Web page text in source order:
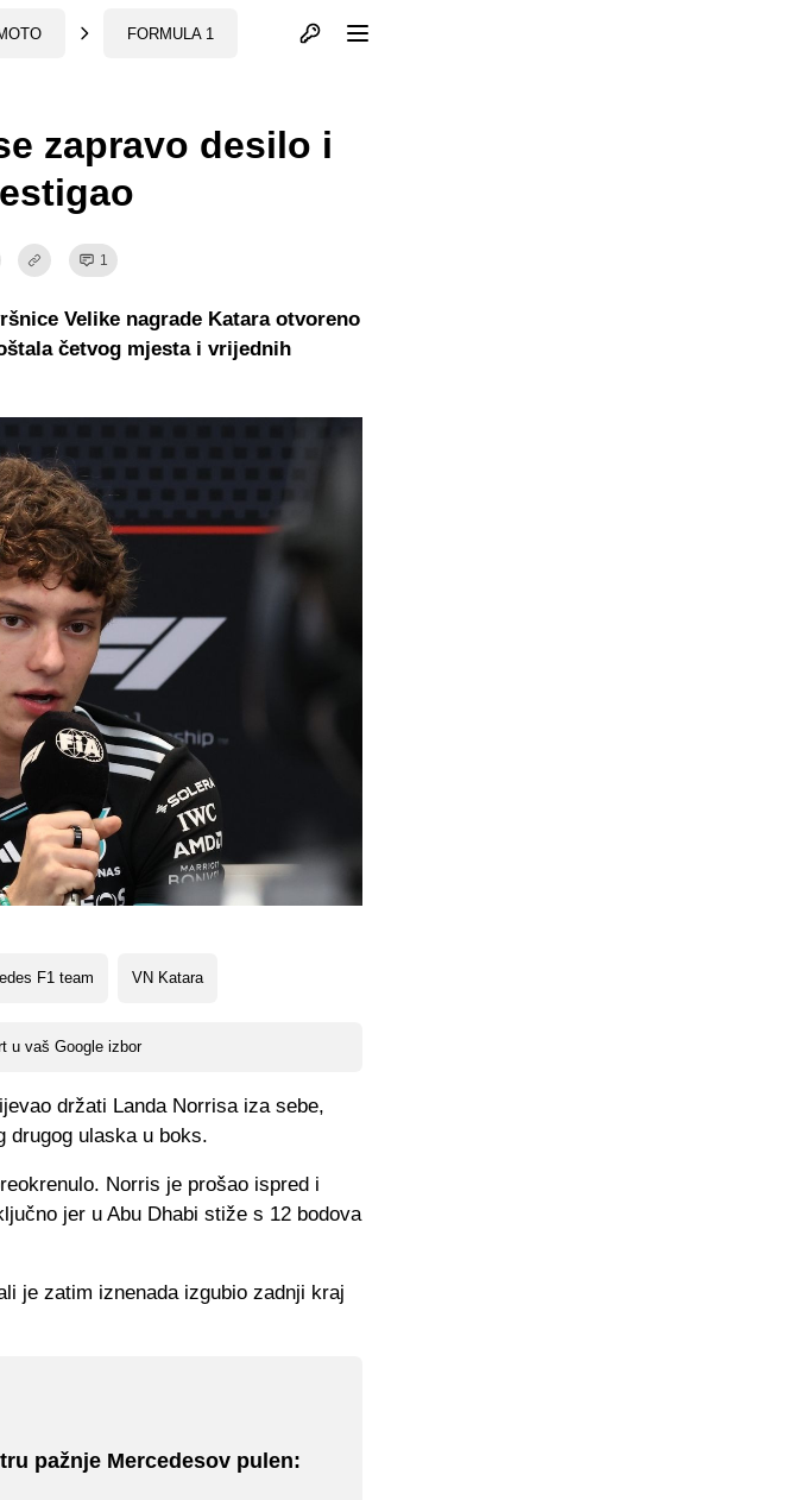
FORMULA 1 Otvori profil
zapravo desilo i
1
F1 team VN Katara
u vaš Google izbor
Velike nagrade Katara otvoreno
četvog mjesta i vrijednih
držati Landa Norrisa iza sebe,
drugog ulaska u boks.
Norris je prošao ispred i
jer u Abu Dhabi stiže s 12 bodova
je zatim iznenada izgubio zadnji kraj
pažnje Mercedesov pulen: